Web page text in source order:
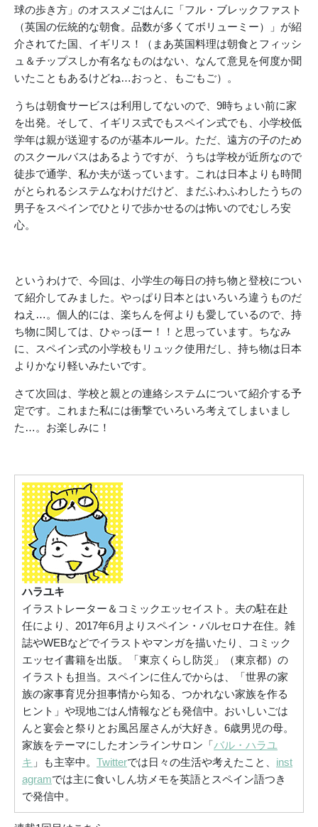
球の歩き方」のオススメごはんに「フル・ブレックファスト
（英国の伝統的な朝食。品数が多くてボリューミー）」が紹
介されてた国、イギリス！（まあ英国料理は朝食とフィッシ
ュ＆チップスしか有名なものはない、なんて意見を何度か聞
いたこともあるけどね…おっと、もごもご）。
うちは朝食サービスは利用してないので、9時ちょい前に家
を出発。そして、イギリス式でもスペイン式でも、小学校低
学年は親が送迎するのが基本ルール。ただ、遠方の子のため
のスクールバスはあるようですが、うちは学校が近所なので
徒歩で通学、私か夫が送っています。これは日本よりも時間
がとられるシステムなわけだけど、まだふわふわしたうちの
男子をスペインでひとりで歩かせるのは怖いのでむしろ安
心。
というわけで、今回は、小学生の毎日の持ち物と登校につい
て紹介してみました。やっぱり日本とはいろいろ違うものだ
ねえ…。個人的には、楽ちんを何よりも愛しているので、持
ち物に関しては、ひゃっほー！！と思っています。ちなみ
に、スペイン式の小学校もリュック使用だし、持ち物は日本
よりかなり軽いみたいです。
さて次回は、学校と親との連絡システムについて紹介する予
定です。これまた私には衝撃でいろいろ考えてしまいまし
た…。お楽しみに！
ハラユキ
イラストレーター＆コミックエッセイスト。夫の駐在赴
任により、2017年6月よりスペイン・バルセロナ在住。雑
誌やWEBなどでイラストやマンガを描いたり、コミック
エッセイ書籍を出版。「東京くらし防災」（東京都）の
イラストも担当。スペインに住んでからは、「世界の家
族の家事育児分担事情から知る、つかれない家族を作る
ヒント」や現地ごはん情報なども発信中。おいしいごは
んと宴会と祭りとお風呂屋さんが大好き。6歳男児の母。
家族をテーマにしたオンラインサロン「バル・ハラユ
キ 」も主宰中。 Twitterでは日々の生活や考えたこと、 inst
agramでは主に食いしん坊メモを英語とスペイン語つき
で発信中。